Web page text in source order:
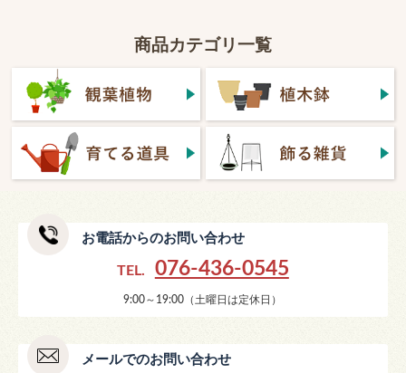
商品カテゴリ一覧
お電話からのお問い合わせ
TEL. 076-436-0545
9:00～19:00（土曜日は定休日）
メールでのお問い合わせ